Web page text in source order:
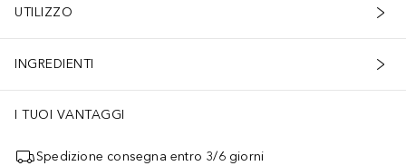
UTILIZZO
INGREDIENTI
I TUOI VANTAGGI
Spedizione consegna entro 3/6 giorni